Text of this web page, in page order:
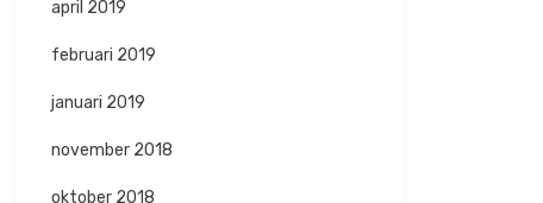
april 2019
februari 2019
januari 2019
november 2018
oktober 2018